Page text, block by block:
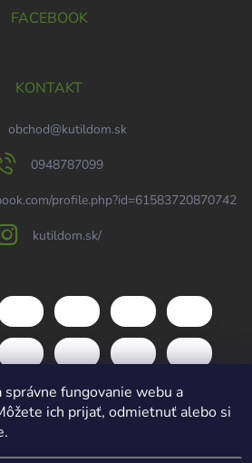
správne fungovanie webu a
ich prijať, odmietnuť alebo si
FACEBOOK
KONTAKT
obchod@kutildom.sk
0948787099
profile.php?id=61583720870742
kutildom.sk/